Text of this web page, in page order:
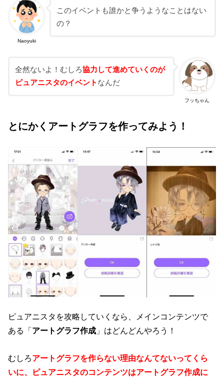
Naoyuki
このイベントも誰かと争うようなことはない
の？
フッちゃん
全然ないよ！むしろ協力して進めていくのが
ピュアニスタのイベント なんだ
とにかくアートグラフを作ってみよう！
ピュアニスタを攻略していくなら、メインコンテンツで
ある「アートグラフ作成 」はどんどんやろう！
むしろアートグラフを作らない理由なんてないってくら
いに、ピュアニスタのコンテンツはアートグラフ作成に